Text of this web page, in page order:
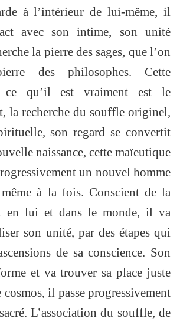
à l’intérieur de lui-même, il
avec son intime, son unité
la pierre des sages, que l’on
des philosophes. Cette
ce qu’il est vraiment est le
la recherche du souffle originel,
son regard se convertit
naissance, cette maïeutique
un nouvel homme
à la fois. Conscient de la
en lui et dans le monde, il va
son unité, par des étapes qui
de sa conscience. Son
et va trouver sa place juste
il passe progressivement
L’association du souffle, de